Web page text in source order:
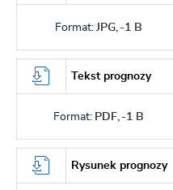
Format: JPG, -1 B
Tekst prognozy
Format: PDF, -1 B
Rysunek prognozy